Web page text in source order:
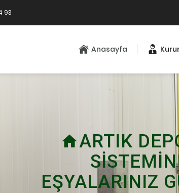
93
Anasayfa
homeARTIK
EŞYALARINIZ